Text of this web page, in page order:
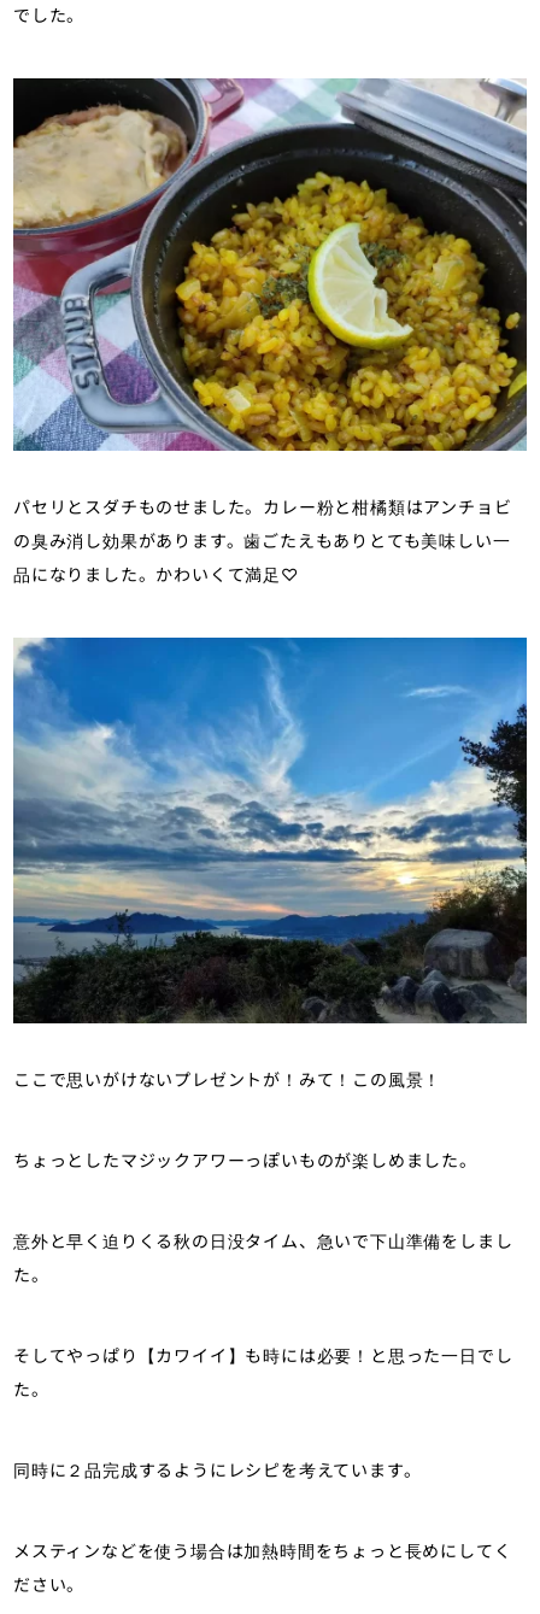
でした。
パセリとスダチものせました。カレー粉と柑橘類はアンチョビ
の臭み消し効果があります。歯ごたえもありとても美味しい一
品になりました。かわいくて満足♡
ここで思いがけないプレゼントが！みて！この風景！
ちょっとしたマジックアワーっぽいものが楽しめました。
意外と早く迫りくる秋の日没タイム、急いで下山準備をしまし
た。
そしてやっぱり【カワイイ】も時には必要！と思った一日でし
た。
同時に２品完成するようにレシピを考えています。
メスティンなどを使う場合は加熱時間をちょっと長めにしてく
ださい。